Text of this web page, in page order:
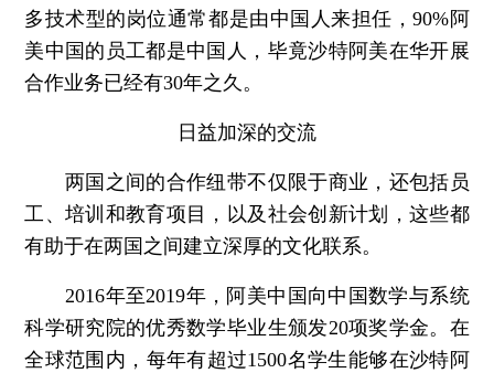
多技术型的岗位通常都是由中国人来担任，90%阿
美中国的员工都是中国人，毕竟沙特阿美在华开展
合作业务已经有30年之久。
日益加深的交流
两国之间的合作纽带不仅限于商业，还包括员
工、培训和教育项目，以及社会创新计划，这些都
有助于在两国之间建立深厚的文化联系。
2016年至2019年，阿美中国向中国数学与系统
科学研究院的优秀数学毕业生颁发20项奖学金。在
全球范围内，每年有超过1500名学生能够在沙特阿